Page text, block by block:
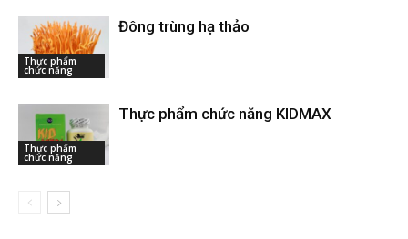
Thực phẩm
chức năng
Đông trùng hạ thảo
Thực phẩm
chức năng
Thực phẩm chức năng KIDMAX